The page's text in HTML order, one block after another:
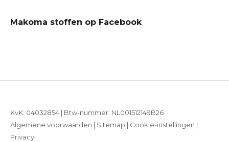
Makoma stoffen op Facebook
KvK: 04032854 | Btw-nummer: NL001512149B26
Algemene voorwaarden | Sitemap | Cookie-instellingen |
Privacy